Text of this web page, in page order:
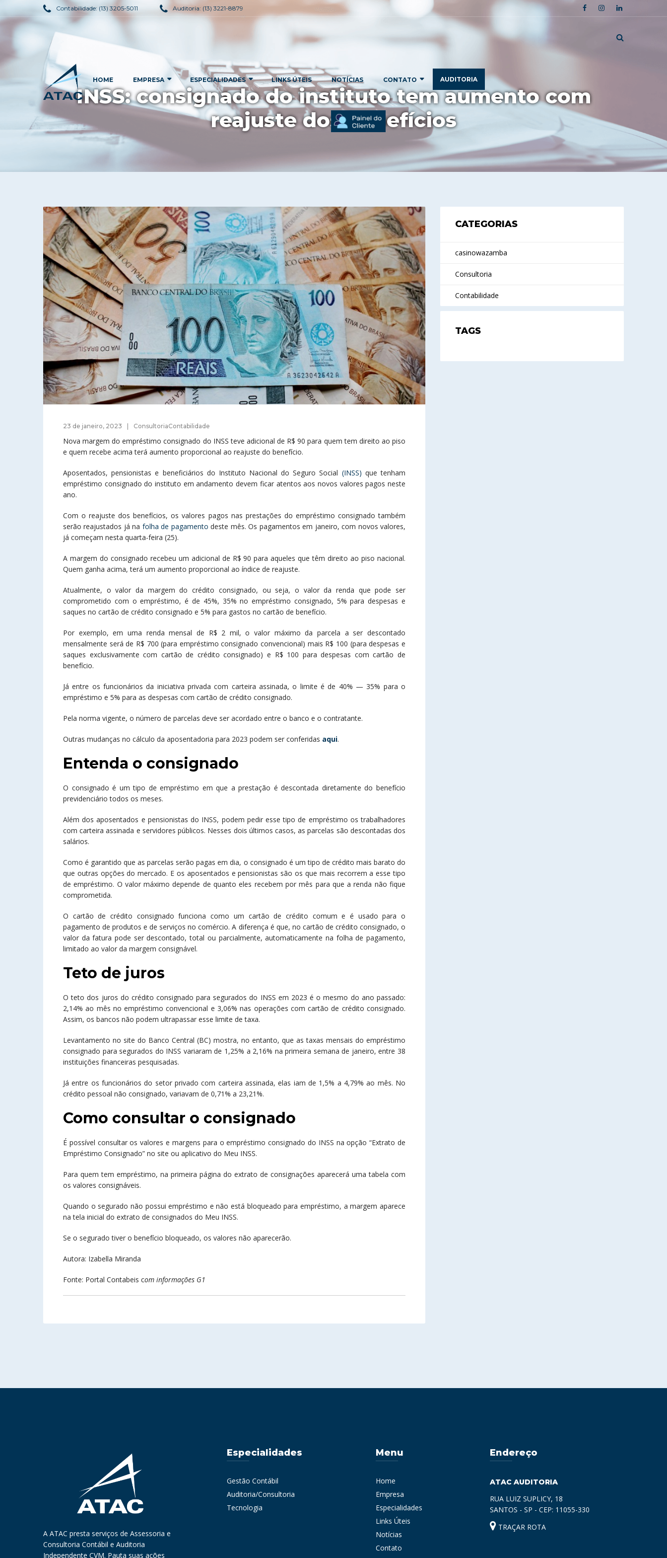
Contabilidade: (13) 3205-5011 Auditoria: (13) 3221-8879
HOME EMPRESA ESPECIALIDADES LINKS ÚTEIS NOTÍCIAS CONTATO AUDITORIA
INSS: consignado do instituto tem aumento com
reajuste dos benefícios
23 de janeiro, 2023 ConsultoriaContabilidade
Nova margem do empréstimo consignado do INSS teve adicional de R$ 90 para quem tem direito ao piso
e quem recebe acima terá aumento proporcional ao reajuste do benefício.
Aposentados, pensionistas e beneficiários do Instituto Nacional do Seguro Social (INSS) que tenham
empréstimo consignado do instituto em andamento devem ficar atentos aos novos valores pagos neste
ano.
Com o reajuste dos benefícios, os valores pagos nas prestações do empréstimo consignado também
serão reajustados já na folha de pagamento deste mês. Os pagamentos em janeiro, com novos valores,
já começam nesta quarta-feira (25).
A margem do consignado recebeu um adicional de R$ 90 para aqueles que têm direito ao piso nacional.
Quem ganha acima, terá um aumento proporcional ao índice de reajuste.
Atualmente, o valor da margem do crédito consignado, ou seja, o valor da renda que pode ser
comprometido com o empréstimo, é de 45%, 35% no empréstimo consignado, 5% para despesas e
saques no cartão de crédito consignado e 5% para gastos no cartão de benefício.
Por exemplo, em uma renda mensal de R$ 2 mil, o valor máximo da parcela a ser descontado
mensalmente será de R$ 700 (para empréstimo consignado convencional) mais R$ 100 (para despesas e
saques exclusivamente com cartão de crédito consignado) e R$ 100 para despesas com cartão de
benefício.
Já entre os funcionários da iniciativa privada com carteira assinada, o limite é de 40% — 35% para o
empréstimo e 5% para as despesas com cartão de crédito consignado.
Pela norma vigente, o número de parcelas deve ser acordado entre o banco e o contratante.
Outras mudanças no cálculo da aposentadoria para 2023 podem ser conferidas aqui.
Entenda o consignado
O consignado é um tipo de empréstimo em que a prestação é descontada diretamente do benefício
previdenciário todos os meses.
Além dos aposentados e pensionistas do INSS, podem pedir esse tipo de empréstimo os trabalhadores
com carteira assinada e servidores públicos. Nesses dois últimos casos, as parcelas são descontadas dos
salários.
Como é garantido que as parcelas serão pagas em dia, o consignado é um tipo de crédito mais barato do
que outras opções do mercado. E os aposentados e pensionistas são os que mais recorrem a esse tipo
de empréstimo. O valor máximo depende de quanto eles recebem por mês para que a renda não fique
comprometida.
O cartão de crédito consignado funciona como um cartão de crédito comum e é usado para o
pagamento de produtos e de serviços no comércio. A diferença é que, no cartão de crédito consignado, o
valor da fatura pode ser descontado, total ou parcialmente, automaticamente na folha de pagamento,
limitado ao valor da margem consignável.
Teto de juros
O teto dos juros do crédito consignado para segurados do INSS em 2023 é o mesmo do ano passado:
2,14% ao mês no empréstimo convencional e 3,06% nas operações com cartão de crédito consignado.
Assim, os bancos não podem ultrapassar esse limite de taxa.
Levantamento no site do Banco Central (BC) mostra, no entanto, que as taxas mensais do empréstimo
consignado para segurados do INSS variaram de 1,25% a 2,16% na primeira semana de janeiro, entre 38
instituições financeiras pesquisadas.
Já entre os funcionários do setor privado com carteira assinada, elas iam de 1,5% a 4,79% ao mês. No
crédito pessoal não consignado, variavam de 0,71% a 23,21%.
Como consultar o consignado
É possível consultar os valores e margens para o empréstimo consignado do INSS na opção “Extrato de
Empréstimo Consignado” no site ou aplicativo do Meu INSS.
Para quem tem empréstimo, na primeira página do extrato de consignações aparecerá uma tabela com
os valores consignáveis.
Quando o segurado não possui empréstimo e não está bloqueado para empréstimo, a margem aparece
na tela inicial do extrato de consignados do Meu INSS.
Se o segurado tiver o benefício bloqueado, os valores não aparecerão.
Autora: Izabella Miranda
Fonte: Portal Contabeis com informações G1
CATEGORIAS
casinowazamba
Consultoria
Contabilidade
TAGS
A ATAC presta serviços de Assessoria e
Consultoria Contábil e Auditoria
Independente CVM. Pauta suas ações
Especialidades
Gestão Contábil
Auditoria/Consultoria
Tecnologia
Menu
Home
Empresa
Especialidades
Links Úteis
Notícias
Contato
Endereço
ATAC AUDITORIA
RUA LUIZ SUPLICY, 18
SANTOS - SP - CEP: 11055-330
TRAÇAR ROTA